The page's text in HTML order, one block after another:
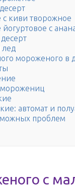
киви творожное
с
мороженого в
автомат и
проблем
с